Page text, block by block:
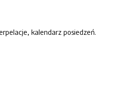
kalendarz posiedzeń.